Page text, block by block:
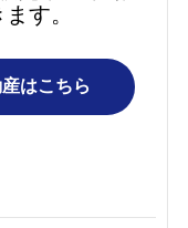
す。